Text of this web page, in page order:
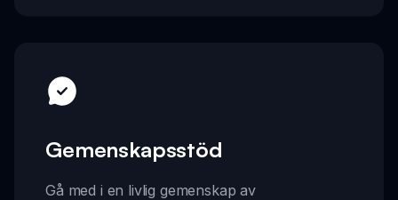
Gemenskapsstöd
Gå med i en livlig gemenskap av